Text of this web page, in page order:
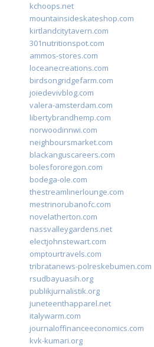
kchoops.net
mountainsideskateshop.com
kirtlandcitytavern.com
301nutritionspot.com
ammos-stores.com
loceanecreations.com
birdsongridgefarm.com
joiedevivblog.com
valera-amsterdam.com
libertybrandhemp.com
norwoodinnwi.com
neighboursmarket.com
blackanguscareers.com
bolesfororegon.com
bodega-ole.com
thestreamlinerlounge.com
mestrinorubanofc.com
novelatherton.com
nassvalleygardens.net
electjohnstewart.com
omptourtravels.com
tribratanews-polreskebumen.com
rsudbayuasih.org
publikjurnalistik.org
juneteenthapparel.net
italywarm.com
journaloffinanceeconomics.com
kvk-kumari.org